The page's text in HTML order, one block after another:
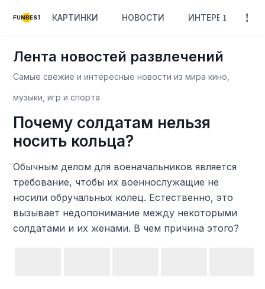
FUNBEST КАРТИНКИ НОВОСТИ ИНТЕРЕСНОЕ
Лента новостей развлечений
Самые свежие и интересные новости из мира кино,
музыки, игр и спорта
Почему солдатам нельзя
носить кольца?
Обычным делом для военачальников является
требование, чтобы их военнослужащие не
носили обручальных колец. Естественно, это
вызывает недопонимание между некоторыми
солдатами и их женами. В чем причина этого?